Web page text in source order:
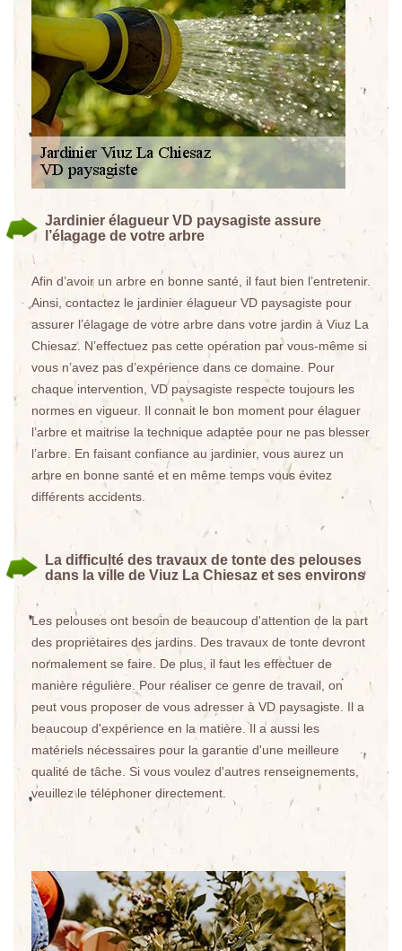
Jardinier élagueur VD paysagiste assure
l’élagage de votre arbre
Afin d’avoir un arbre en bonne santé, il faut bien l’entretenir.
Ainsi, contactez le jardinier élagueur VD paysagiste pour
assurer l’élagage de votre arbre dans votre jardin à Viuz La
Chiesaz. N’effectuez pas cette opération par vous-même si
vous n’avez pas d’expérience dans ce domaine. Pour
chaque intervention, VD paysagiste respecte toujours les
normes en vigueur. Il connait le bon moment pour élaguer
l’arbre et maitrise la technique adaptée pour ne pas blesser
l’arbre. En faisant confiance au jardinier, vous aurez un
arbre en bonne santé et en même temps vous évitez
différents accidents.
La difficulté des travaux de tonte des pelouses
dans la ville de Viuz La Chiesaz et ses environs
Les pelouses ont besoin de beaucoup d'attention de la part
des propriétaires des jardins. Des travaux de tonte devront
normalement se faire. De plus, il faut les effectuer de
manière régulière. Pour réaliser ce genre de travail, on
peut vous proposer de vous adresser à VD paysagiste. Il a
beaucoup d'expérience en la matière. Il a aussi les
matériels nécessaires pour la garantie d'une meilleure
qualité de tâche. Si vous voulez d'autres renseignements,
veuillez le téléphoner directement.